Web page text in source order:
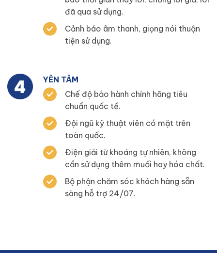
đã qua sử dụng.
Cảnh báo âm thanh, giọng nói thuận
tiện sử dụng.
YÊN TÂM
Chế độ bảo hành chính hãng tiêu
chuẩn quốc tế.
Đội ngũ kỹ thuật viên có mặt trên
toàn quốc.
Điện giải từ khoáng tự nhiên, không
cần sử dụng thêm muối hay hóa chất.
Bộ phận chăm sóc khách hàng sẵn
sàng hỗ trợ 24/07.